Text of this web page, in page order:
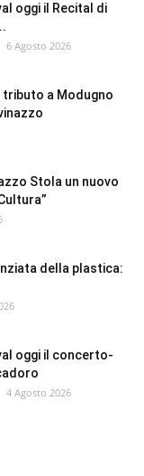
oggi il Recital di
6 Agosto 2026
tributo a Modugno
Stola un nuovo
della plastica:
oggi il concerto-
4 Agosto 2026